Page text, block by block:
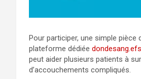
Pour participer, une simple pièce
plateforme dédiée
peut aider plusieurs patients à
d’accouchements compliqués.